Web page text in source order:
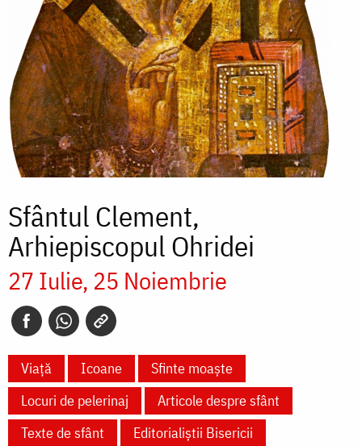
Sfântul Clement,
Arhiepiscopul Ohridei
27 Iulie 25 Noiembrie
Viață Icoane
Sfinte moaște
Locuri de pelerinaj
Articole despre sfânt
Texte de sfânt
Editorialiștii Bisericii